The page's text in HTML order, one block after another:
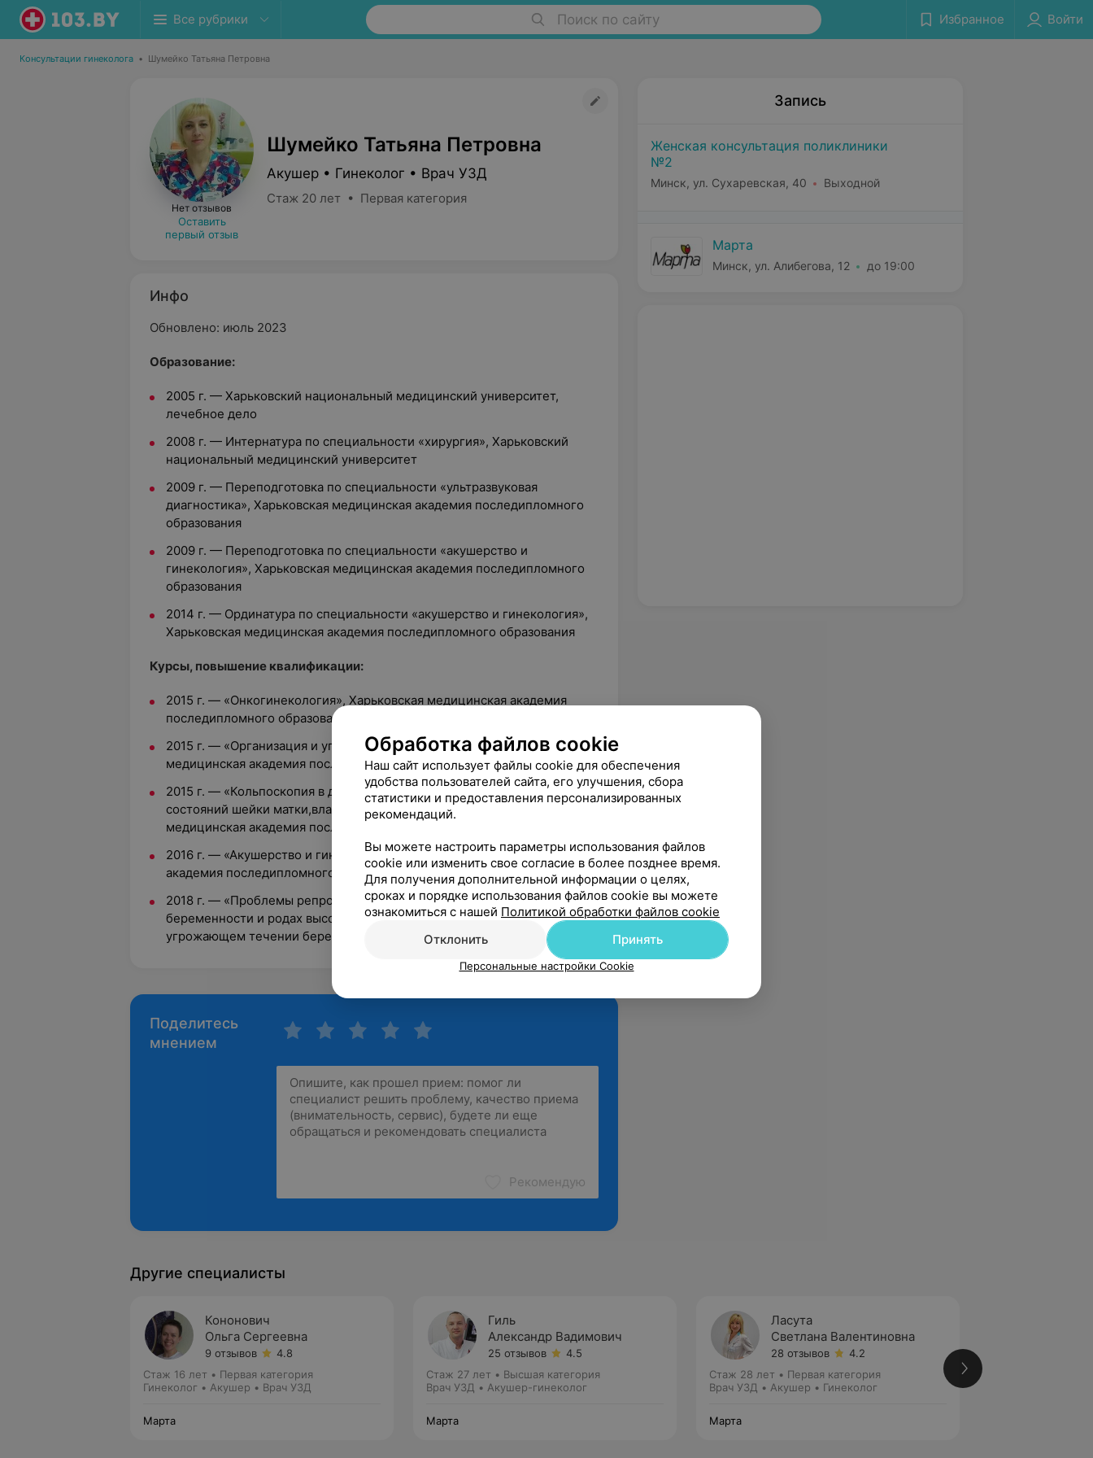
Все рубрики Поиск по сайту Избранное Войти
Консультации гинеколога • Шумейко Татьяна Петровна
Нет отзывов
Оставить
первый отзыв
Шумейко Татьяна Петровна
Акушер • Гинеколог • Врач УЗД
Стаж 20 лет • Первая категория
Инфо
Обновлено: июль 2023
Образование:
2005 г. — Харьковский национальный медицинский университет,
лечебное дело
2008 г. — Интернатура по специальности «хирургия», Харьковский
национальный медицинский университет
2009 г. — Переподготовка по специальности «ультразвуковая
диагностика», Харьковская медицинская академия последипломного
образования
2009 г. — Переподготовка по специальности «акушерство и
гинекология», Харьковская медицинская академия последипломного
образования
2014 г. — Ординатура по специальности «акушерство и гинекология»,
Харьковская медицинская академия последипломного образования
Курсы, повышение квалификации:
2015 г. — «Онкогинекология», Харьковская медицинская академия
последипломного образования
2015 г. — «Организация и управление охраной здоровья», Харьковская
медицинская академия последипломного образования
2015 г. — «Кольпоскопия в диагностике предопухолевых и опухолевых
состояний шейки матки,влагалища и вульвы», Харьковская
медицинская академия последипломного образования
2016 г. — «Акушерство и гинекология», Харьковская медицинская
академия последипломного образования
2018 г. — «Проблемы репродуктивного здоровья при осложнениях
беременности и родах высокого риска. Основы УЗ-диагностики при
угрожающем течении беременности и родах высокого риска»
Поделитесь
мнением
Рекомендую
Запись
Женская консультация поликлиники
№2
Минск, ул. Сухаревская, 40 Выходной
Марта
Минск, ул. Алибегова, 12 до 19:00
Другие специалисты
Кононович
Ольга Сергеевна
9 отзывов
4.8
Стаж 16 лет • Первая категория
Гинеколог • Акушер • Врач УЗД
Марта
Гиль
Александр Вадимович
25 отзывов
4.5
Стаж 27 лет • Высшая категория
Врач УЗД • Акушер-гинеколог
Марта
Ласута
Светлана Валентиновна
28 отзывов
4.2
Стаж 28 лет • Первая категория
Врач УЗД • Акушер • Гинеколог
Марта
Обработка файлов cookie
Наш сайт использует файлы cookie для обеспечения
удобства пользователей сайта, его улучшения, сбора
статистики и предоставления персонализированных
рекомендаций.
Вы можете настроить параметры использования файлов
cookie или изменить свое согласие в более позднее время.
Для получения дополнительной информации о целях,
сроках и порядке использования файлов cookie вы можете
ознакомиться с нашей Политикой обработки файлов cookie
Отклонить
Принять
Персональные настройки Cookie